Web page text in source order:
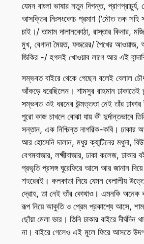
যেমন বাংলা ভাষার নতুন দিগন্ত, প্রাণপ্রাচুর্য,
আসক্তির নিঃসংকোচ প্রমাণ (‘মৌত তক সহি
চাই।/ তামাম দালানকোঠা, রাস্তার কিনার,
মুখ, বেগানা মৈয়ত, ফজরের/ পৈখের আওয়াজ,
জিকির -/ হগলই খোওয়াব লাগে আর এই
সম্ভবত বাইরে থেকে গেছেন বলেই বেলাল
আঁকড়ে ধরেছিলেন। শামসুর রাহমান ঢাকাতেই
সম্ভবত ওই ধরনের উন্মত্ততা নেই তাঁর ঢাকার
পুরো কাজ চাখলে বোঝা যায় কী দুর্দান্তভাবে
সন্তান, এক নিশ্চিন্ত নাগরিক-কবি। ঢাকার
আর হোসেনি দালান, মধুর ক্যান্টিনের মধুদা,
বেগমবাজার, লক্ষ্মীবাজার, ঢাকা কলেজ, ঢাকার
প্রভৃতি প্রসঙ্গ ঘুরেফিরে আসে আর জানান
শহরেরই। কলকাতা নিয়ে যেমন বেলালীয়
দ্রোহ, তা নেই তাঁর কোথাও। এমনকি অনেক
রূপ নিয়ে আকুতি ও প্রেম প্রকাশ্যে আসে,
ছোঁয়া মেলা ভার। তিনি ঢাকার বাইরে দীর্ঘদিন
না। বাইরে গেলেও এই মূলে ফিরে আসতে